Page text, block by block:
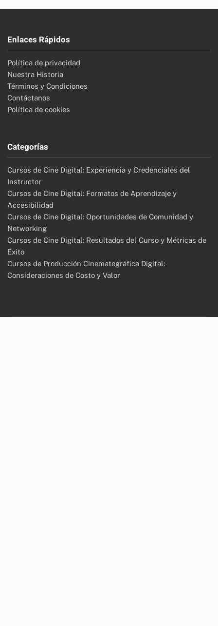
Enlaces Rápidos
Política de privacidad
Nuestra Historia
Términos y Condiciones
Contáctanos
Política de cookies
Categorías
Cursos de Cine Digital: Experiencia y Credenciales del
Instructor
Cursos de Cine Digital: Formatos de Aprendizaje y
Accesibilidad
Cursos de Cine Digital: Oportunidades de Comunidad y
Networking
Cursos de Cine Digital: Resultados del Curso y Métricas de
Éxito
Cursos de Producción Cinematográfica Digital:
Consideraciones de Costo y Valor